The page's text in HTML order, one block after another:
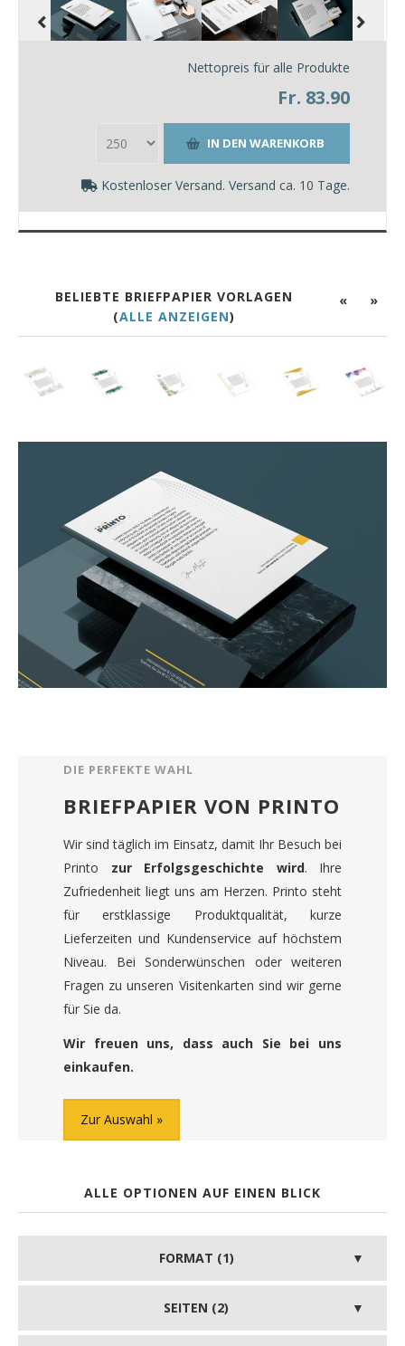
Nettopreis für alle Produkte
Fr. 83.90
Kostenloser Versand. Versand ca. 10 Tage.
« »
BELIEBTE BRIEFPAPIER VORLAGEN
(ALLE ANZEIGEN)
DIE PERFEKTE WAHL
BRIEFPAPIER VON PRINTO
Wir sind täglich im Einsatz, damit Ihr Besuch bei
Printo zur Erfolgsgeschichte wird. Ihre
Zufriedenheit liegt uns am Herzen. Printo steht
für erstklassige Produktqualität, kurze
Lieferzeiten und Kundenservice auf höchstem
Niveau. Bei Sonderwünschen oder weiteren
Fragen zu unseren Visitenkarten sind wir gerne
für Sie da.
Wir freuen uns, dass auch Sie bei uns
einkaufen.
Zur Auswahl
ALLE OPTIONEN AUF EINEN BLICK
FORMAT (1)
SEITEN (2)